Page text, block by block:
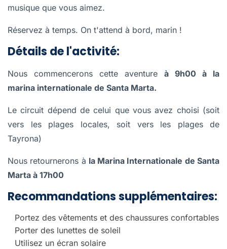
musique que vous aimez.
Réservez à temps. On t'attend à bord, marin !
Détails de l'activité:
Nous commencerons cette aventure à 9h00 à la
marina internationale de Santa Marta.
Le circuit dépend de celui que vous avez choisi (soit
vers les plages locales, soit vers les plages de
Tayrona)
Nous retournerons à la Marina Internationale de Santa
Marta à 17h00
Recommandations supplémentaires:
Portez des vêtements et des chaussures confortables
Porter des lunettes de soleil
Utilisez un écran solaire